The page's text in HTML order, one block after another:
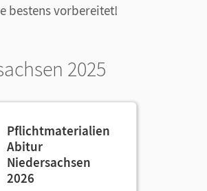
bestens vorbereitet!
2025
Pflichtmaterialien
Abitur
Niedersachsen
2026